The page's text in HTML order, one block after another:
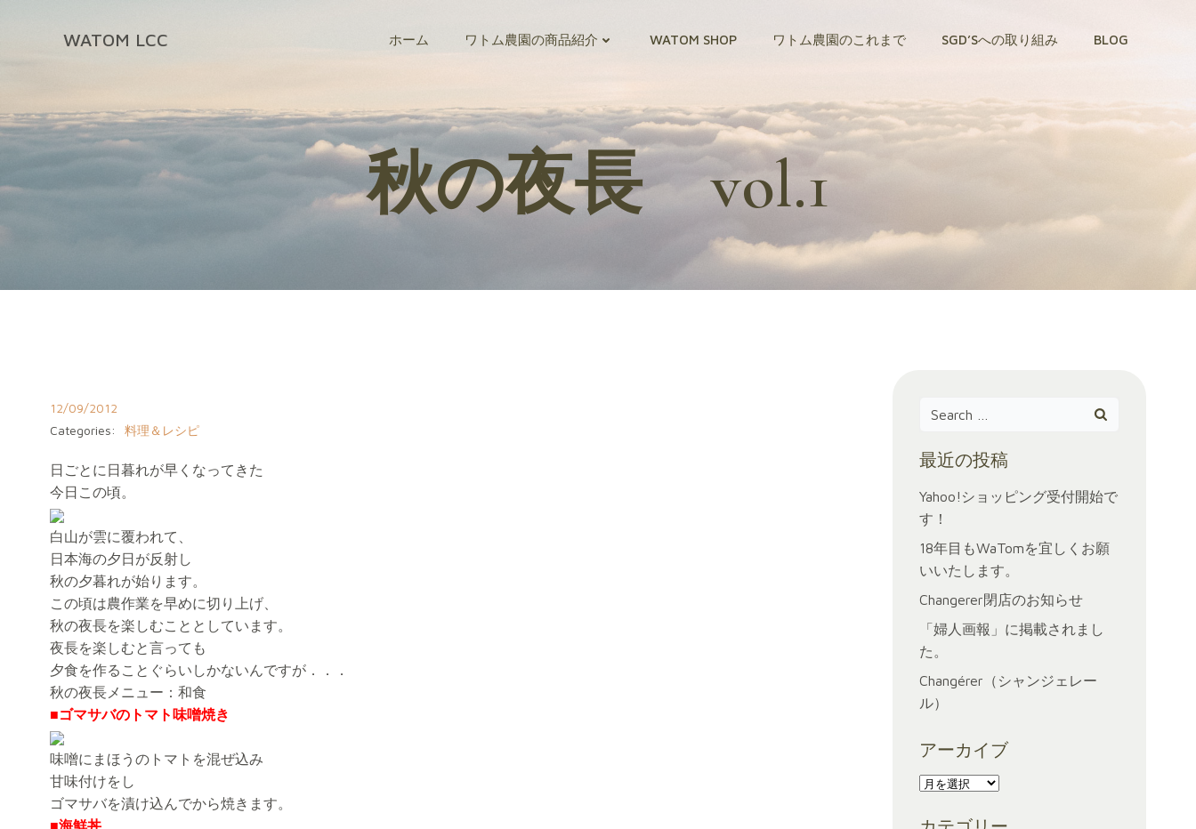
へ
ス
WATOM LCC ホーム ワトム農園の商品紹介 WATOM SHOP ワトム農園のこれまで SGD’Sへの取り組み BLOG
秋の夜長 vol.1
12/09/2012
Categories:
料理＆レシピ
日ごとに日暮れが早くなってきた
今日この頃。
白山が雲に覆われて、
日本海の夕日が反射し
秋の夕暮れが始ります。
この頃は農作業を早めに切り上げ、
秋の夜長を楽しむこととしています。
夜長を楽しむと言っても
夕食を作ることぐらいしかないんですが．．．
秋の夜長メニュー：和食
■ゴマサバのトマト味噌焼き
味噌にまほうのトマトを混ぜ込み
甘味付けをし
ゴマサバを漬け込んでから焼きます。
■海鮮丼
Search
最近の投稿
Yahoo!ショッピング受付開始で
す！
18年目もWaTomを宜しくお願
いいたします。
Changerer閉店のお知らせ
「婦人画報」に掲載されまし
た。
Changérer（シャンジェレー
ル）
アーカイブ
ア